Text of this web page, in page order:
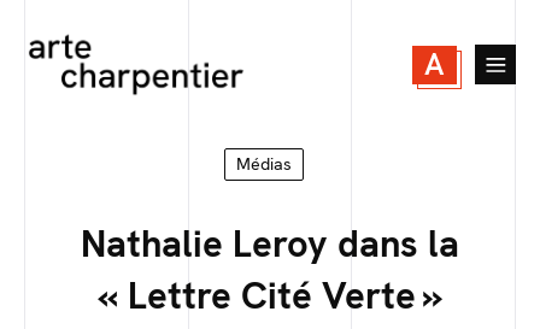
A
Médias
Nathalie Leroy dans la
« Lettre Cité Verte »